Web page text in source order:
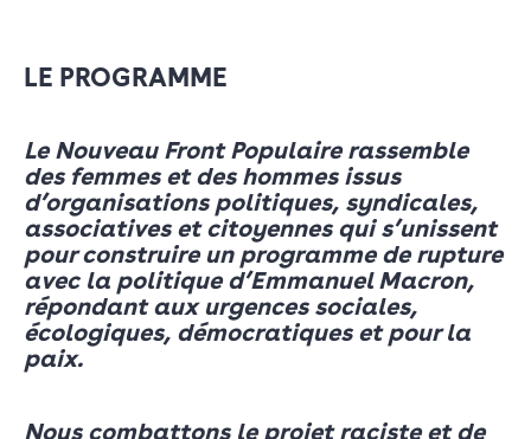
LE PROGRAMME
Le Nouveau Front Populaire rassemble
des femmes et des hommes issus
d’organisations politiques, syndicales,
associatives et citoyennes qui s’unissent
pour construire un programme de rupture
avec la politique d’Emmanuel Macron,
répondant aux urgences sociales,
écologiques, démocratiques et pour la
paix.
Nous combattons le projet raciste et de